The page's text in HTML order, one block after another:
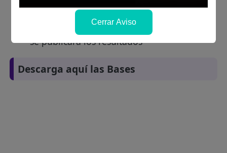
Revisar el cronograma para conocer cuando
se publicará los resultados
Descarga aquí las Bases
Cerrar Aviso